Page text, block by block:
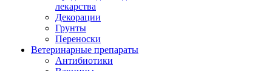
лекарства
Декорации
Грунты
Переноски
Ветеринарные препараты
Антибиотики